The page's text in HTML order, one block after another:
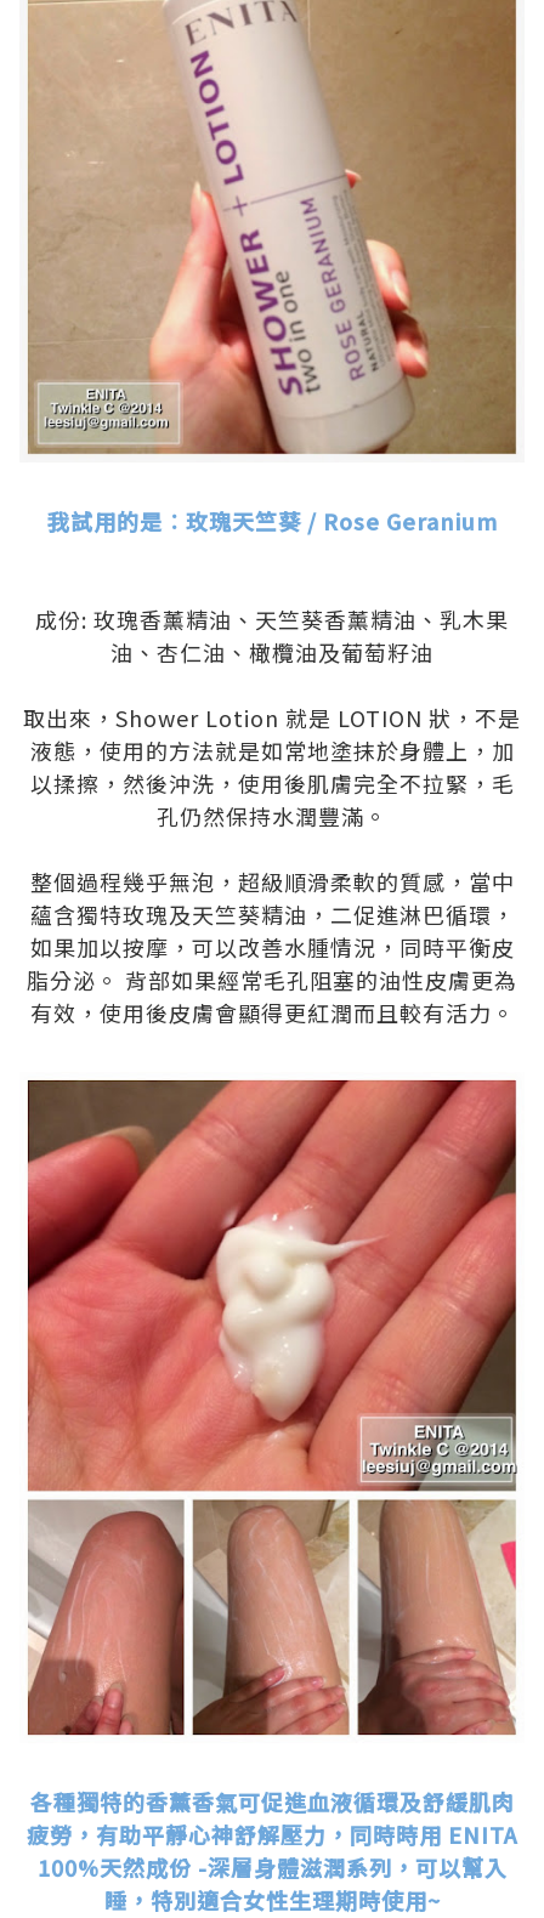
我試用的是︰玫瑰天竺葵 / Rose Geranium
成份: 玫瑰香薰精油、天竺葵香薰精油、乳木果
油、杏仁油、橄欖油及葡萄籽油
取出來，Shower Lotion 就是 LOTION 狀，不是
液態，使用的方法就是如常地塗抹於身體上，加
以揉擦，然後沖洗，使用後肌膚完全不拉緊，毛
孔仍然保持水潤豐滿。
整個過程幾乎無泡，超級順滑柔軟的質感，當中
蘊含獨特玫瑰及天竺葵精油，二促進淋巴循環，
如果加以按摩，可以改善水腫情況，同時平衡皮
脂分泌。 背部如果經常毛孔阻塞的油性皮膚更為
有效，使用後皮膚會顯得更紅潤而且較有活力。
各種獨特的香薰香氣可促進血液循環及舒緩肌肉
疲勞，有助平靜心神舒解壓力，同時時用 ENITA
100%天然成份 -深層身體滋潤系列，可以幫入
睡，特別適合女性生理期時使用~